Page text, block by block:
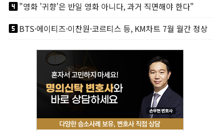
looks_4"영화 '귀향'은 반일 영화 아니다, 과거 직면해야 한다"
looks_5BTS·에이티즈·이찬원·코르티스 등, KM차트 7월 월간 정상